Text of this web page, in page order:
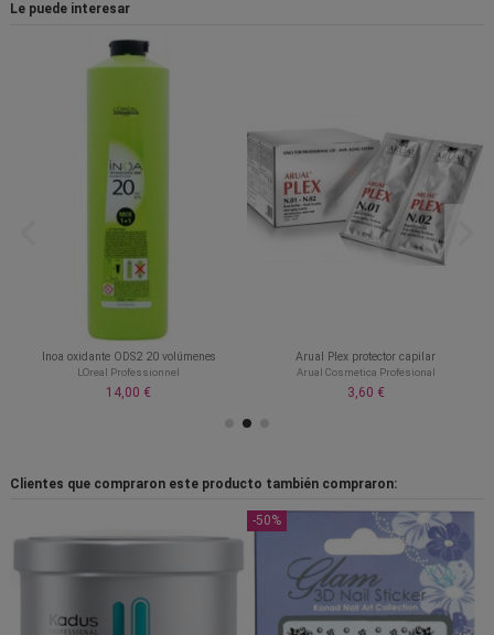
Le puede interesar
Inoa oxidante ODS2 20 volúmenes
LOreal Professionnel
14,00 €
Arual Plex protector capilar
Arual Cosmetica Profesional
3,60 €
Clientes que compraron este producto también compraron:
-50%